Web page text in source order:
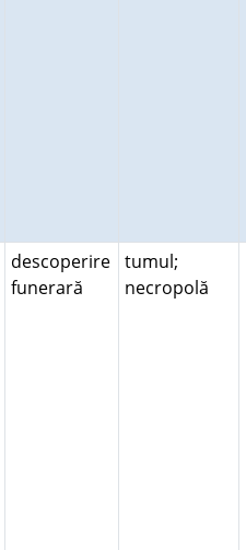
descoperire
funerară
tumul;
necropolă